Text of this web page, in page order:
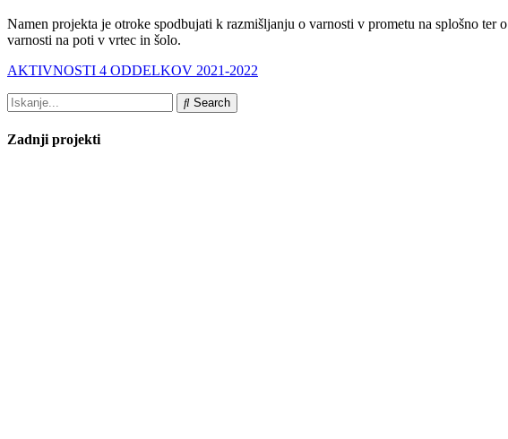
Namen projekta je otroke spodbujati k razmišljanju o varnosti v prometu na splošno ter o
varnosti na poti v vrtec in šolo.
AKTIVNOSTI 4 ODDELKOV 2021-2022
Search
Zadnji projekti